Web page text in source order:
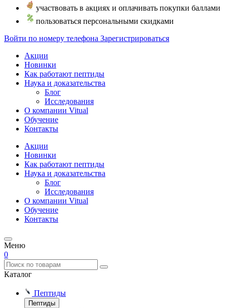
участвовать в акциях и оплачивать покупки баллами
пользоваться персональными скидками
Войти по номеру телефона Зарегистрироваться
Акции
Новинки
Как работают пептиды
Наука и доказательства
Блог
Исследования
О компании Vitual
Обучение
Контакты
Акции
Новинки
Как работают пептиды
Наука и доказательства
Блог
Исследования
О компании Vitual
Обучение
Контакты
Меню
0
Каталог
Пептиды
Пептиды